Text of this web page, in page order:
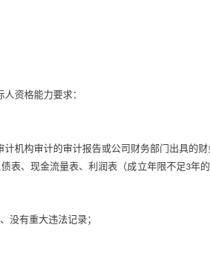
资格能力要求：
计机构审计的审计报告或公司财务部门出具的
表、现金流量表、利润表（成立年限不足3年
没有重大违法记录；